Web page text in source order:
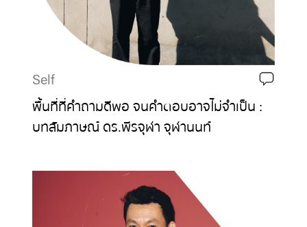
Self
พื้นที่ที่คำถามดีพอ จนคำตอบอาจไม่จำเป็น :
บทสัมภาษณ์ ดร.พีรจุฬา จุฬานนท์